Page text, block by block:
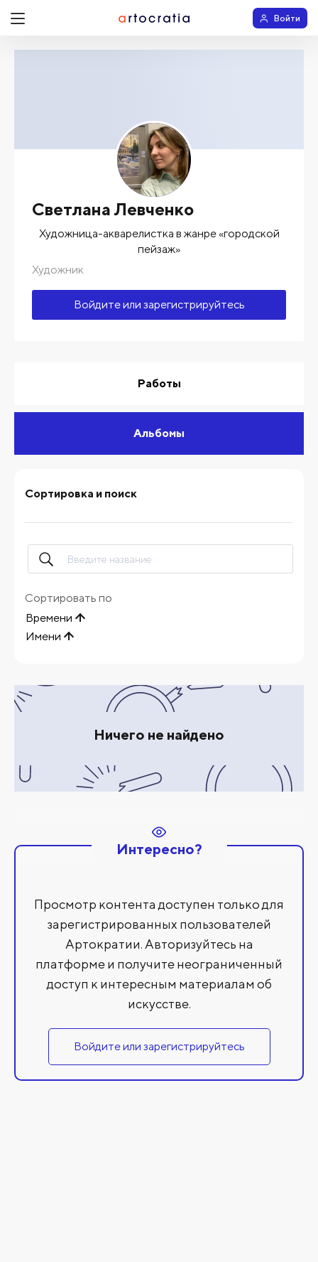
Войти
Светлана Левченко
Художница-акварелистка в жанре «городской
пейзаж»
Художник
Войдите или зарегистрируйтесь
Работы
Альбомы
Сортировка и поиск
Сортировать по
Времени
Имени
Ничего не найдено
Интересно?
Просмотр контента доступен только для
зарегистрированных пользователей
Артократии. Авторизуйтесь на
платформе и получите неограниченный
доступ к интересным материалам об
искусстве.
Войдите или зарегистрируйтесь